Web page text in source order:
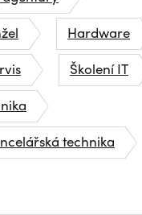
Hardware
Školení IT
technika